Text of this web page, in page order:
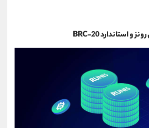
و استانداردBRC-20